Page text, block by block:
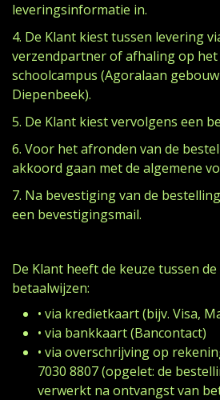
leveringsinformatie in.
4. De Klant kiest tussen levering
verzendpartner of afhaling op het
schoolcampus (Agoralaan
Diepenbeek).
5. De Klant kiest vervolgens een
6. Voor het afronden van de
akkoord gaan met de algemene
7. Na bevestiging van de
een bevestigingsmail.
De Klant heeft de keuze tussen
betaalwijzen:
• via kredietkaart (bijv. Visa,
• via bankkaart (Bancontact)
• via overschrijving op
7030 8807 (opgelet: de
verwerkt na ontvangst van